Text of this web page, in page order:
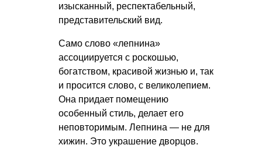
изысканный, респектабельный,
представительский вид.
Само слово «лепнина»
ассоциируется с роскошью,
богатством, красивой жизнью и, так
и просится слово, с великолепием.
Она придает помещению
особенный стиль, делает его
неповторимым. Лепнина — не для
хижин. Это украшение дворцов.